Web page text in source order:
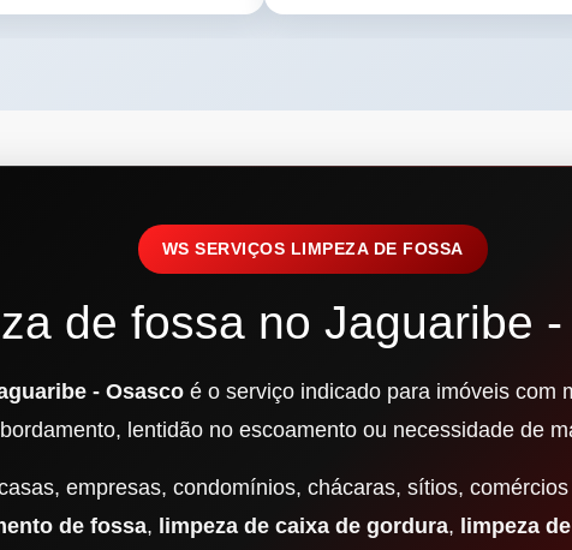
WS SERVIÇOS LIMPEZA DE FOSSA
de fossa no Jaguaribe
- Osasco é o serviço indicado para imóveis com
lentidão no escoamento ou necessidade de
empresas, condomínios, chácaras, sítios,
de fossa, limpeza de caixa de gordura, limpeza